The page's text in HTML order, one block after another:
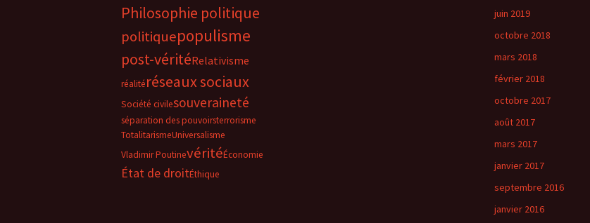
juin 2019
octobre 2018
mars 2018
février 2018
octobre 2017
août 2017
mars 2017
janvier 2017
septembre 2016
janvier 2016
Philosophie politique
politiquepopulisme
post-véritéRelativisme
réalitéréseaux sociaux
Société civilesouveraineté
séparation des pouvoirsterrorisme
TotalitarismeUniversalisme
Vladimir PoutinevéritéÉconomie
État de droitÉthique